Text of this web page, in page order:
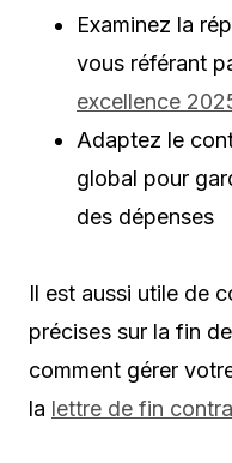
Examinez la
vous référant
excellence
Adaptez le
global pour
des dépenses
Il est aussi utile de
précises sur la fin
comment gérer
la lettre de fin